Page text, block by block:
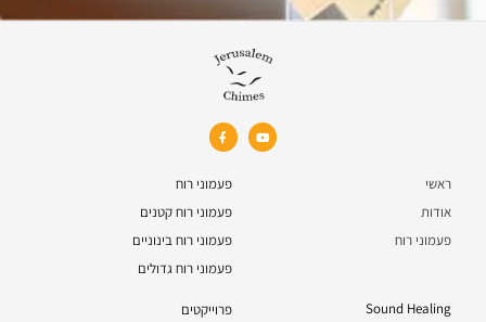
ראשי
אודות
פעמוני רוח
פעמוני רוח
פעמוני רוח קטנים
פעמוני רוח בינוניים
פעמוני רוח גדולים
Sound Healing
פרוייקטים